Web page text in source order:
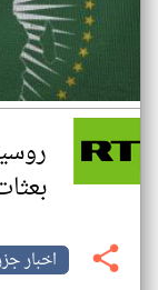
بعثات
اخبار